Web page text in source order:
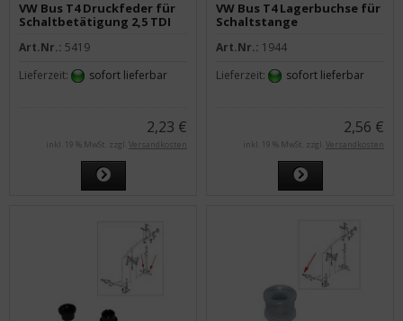
VW Bus T4 Druckfeder für
Schaltbetätigung 2,5 TDI
Art.Nr.: 5419
Lieferzeit:
sofort lieferbar
2,23 €
inkl. 19 % MwSt. zzgl. Versandkosten
VW Bus T4 Lagerbuchse für
Schaltstange
Art.Nr.: 1944
Lieferzeit:
sofort lieferbar
2,56 €
inkl. 19 % MwSt. zzgl. Versandkosten